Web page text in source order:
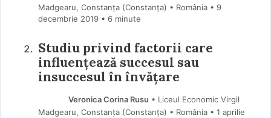
Madgearu, Constanța (Constanţa) • România
9
decembrie 2019 • 6 minute
Studiu privind factorii care
influenţează succesul sau
insuccesul în învăţare
Veronica Corina Rusu • Liceul Economic Virgil
Madgearu, Constanța (Constanţa) • România
1 aprilie